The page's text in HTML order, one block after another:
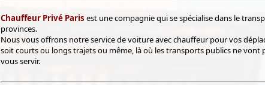
Chauffeur Privé Paris est une compagnie qui se spécialise dans le
provinces.
Nous vous offrons notre service de voiture avec chauffeur pour vos
soit courts ou longs trajets ou même, là où les transports publics ne vont
vous servir.